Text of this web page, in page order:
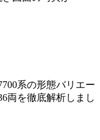
系の形態バリエー
両を徹底解析しまし